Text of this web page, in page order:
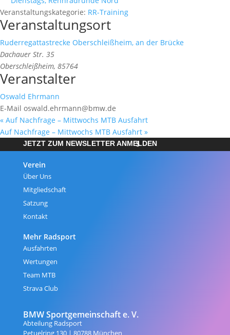
Veranstaltungskategorie: RR-Training
Veranstaltungsort
Ruderregattastrecke Oberschleißheim, an der Brücke
Dachauer Str. 35
Oberschleißheim, 85764
Veranstalter
Oswald Ehrmann
E-Mail oswald.ehrmann@bmw.de
« Auf Nachfrage – Mittwochs MTB Ausfahrt
Auf Nachfrage – Mittwochs MTB Ausfahrt »
JETZT ZUM NEWSLETTER ANMELDEN
Verein
Über Uns
Mitgliedschaft
Satzung
Kontakt
Mehr Radsport
Ausfahrten
Wertungen
Team MTB
Strava Club
BMW Sportgemeinschaft e. V.
Abteilung Radsport
Petuelring 130 | 80788 München